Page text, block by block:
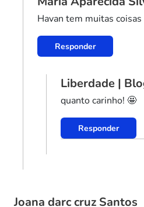
Havan tem muitas
Responder
Liberdade |
quanto carinho! 🤩
Responder
Joana darc cruz Santos